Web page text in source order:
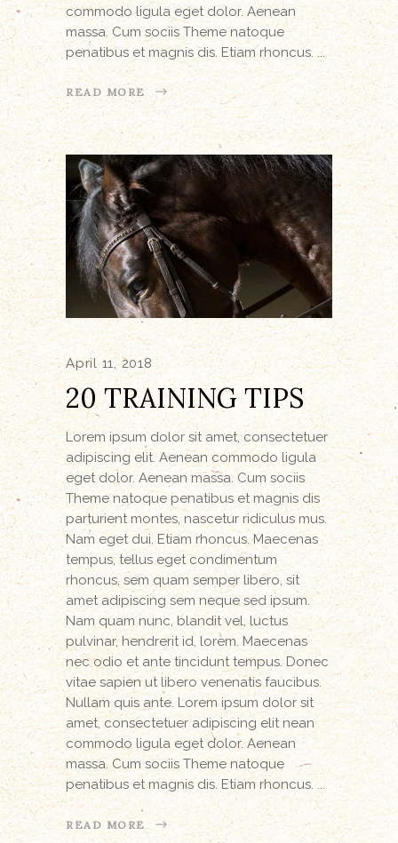
commodo ligula eget dolor. Aenean
massa. Cum sociis Theme natoque
penatibus et magnis dis. Etiam rhoncus.
READ MORE
April 11, 2018
20 TRAINING TIPS
Lorem ipsum dolor sit amet, consectetuer
adipiscing elit. Aenean commodo ligula
eget dolor. Aenean massa. Cum sociis
Theme natoque penatibus et magnis dis
parturient montes, nascetur ridiculus mus.
Nam eget dui. Etiam rhoncus. Maecenas
tempus, tellus eget condimentum
rhoncus, sem quam semper libero, sit
amet adipiscing sem neque sed ipsum.
Nam quam nunc, blandit vel, luctus
pulvinar, hendrerit id, lorem. Maecenas
nec odio et ante tincidunt tempus. Donec
vitae sapien ut libero venenatis faucibus.
Nullam quis ante. Lorem ipsum dolor sit
amet, consectetuer adipiscing elit nean
commodo ligula eget dolor. Aenean
massa. Cum sociis Theme natoque
penatibus et magnis dis. Etiam rhoncus.
READ MORE